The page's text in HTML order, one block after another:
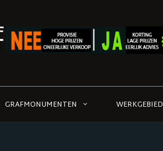
GRAFMONUMENTEN WERKGEBIED